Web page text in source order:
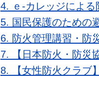
4. ｅ-カレッジによ
5. 国民保護のための
6. 防火管理講習・防
7. 【日本防火・防災
8. 【女性防火クラブ